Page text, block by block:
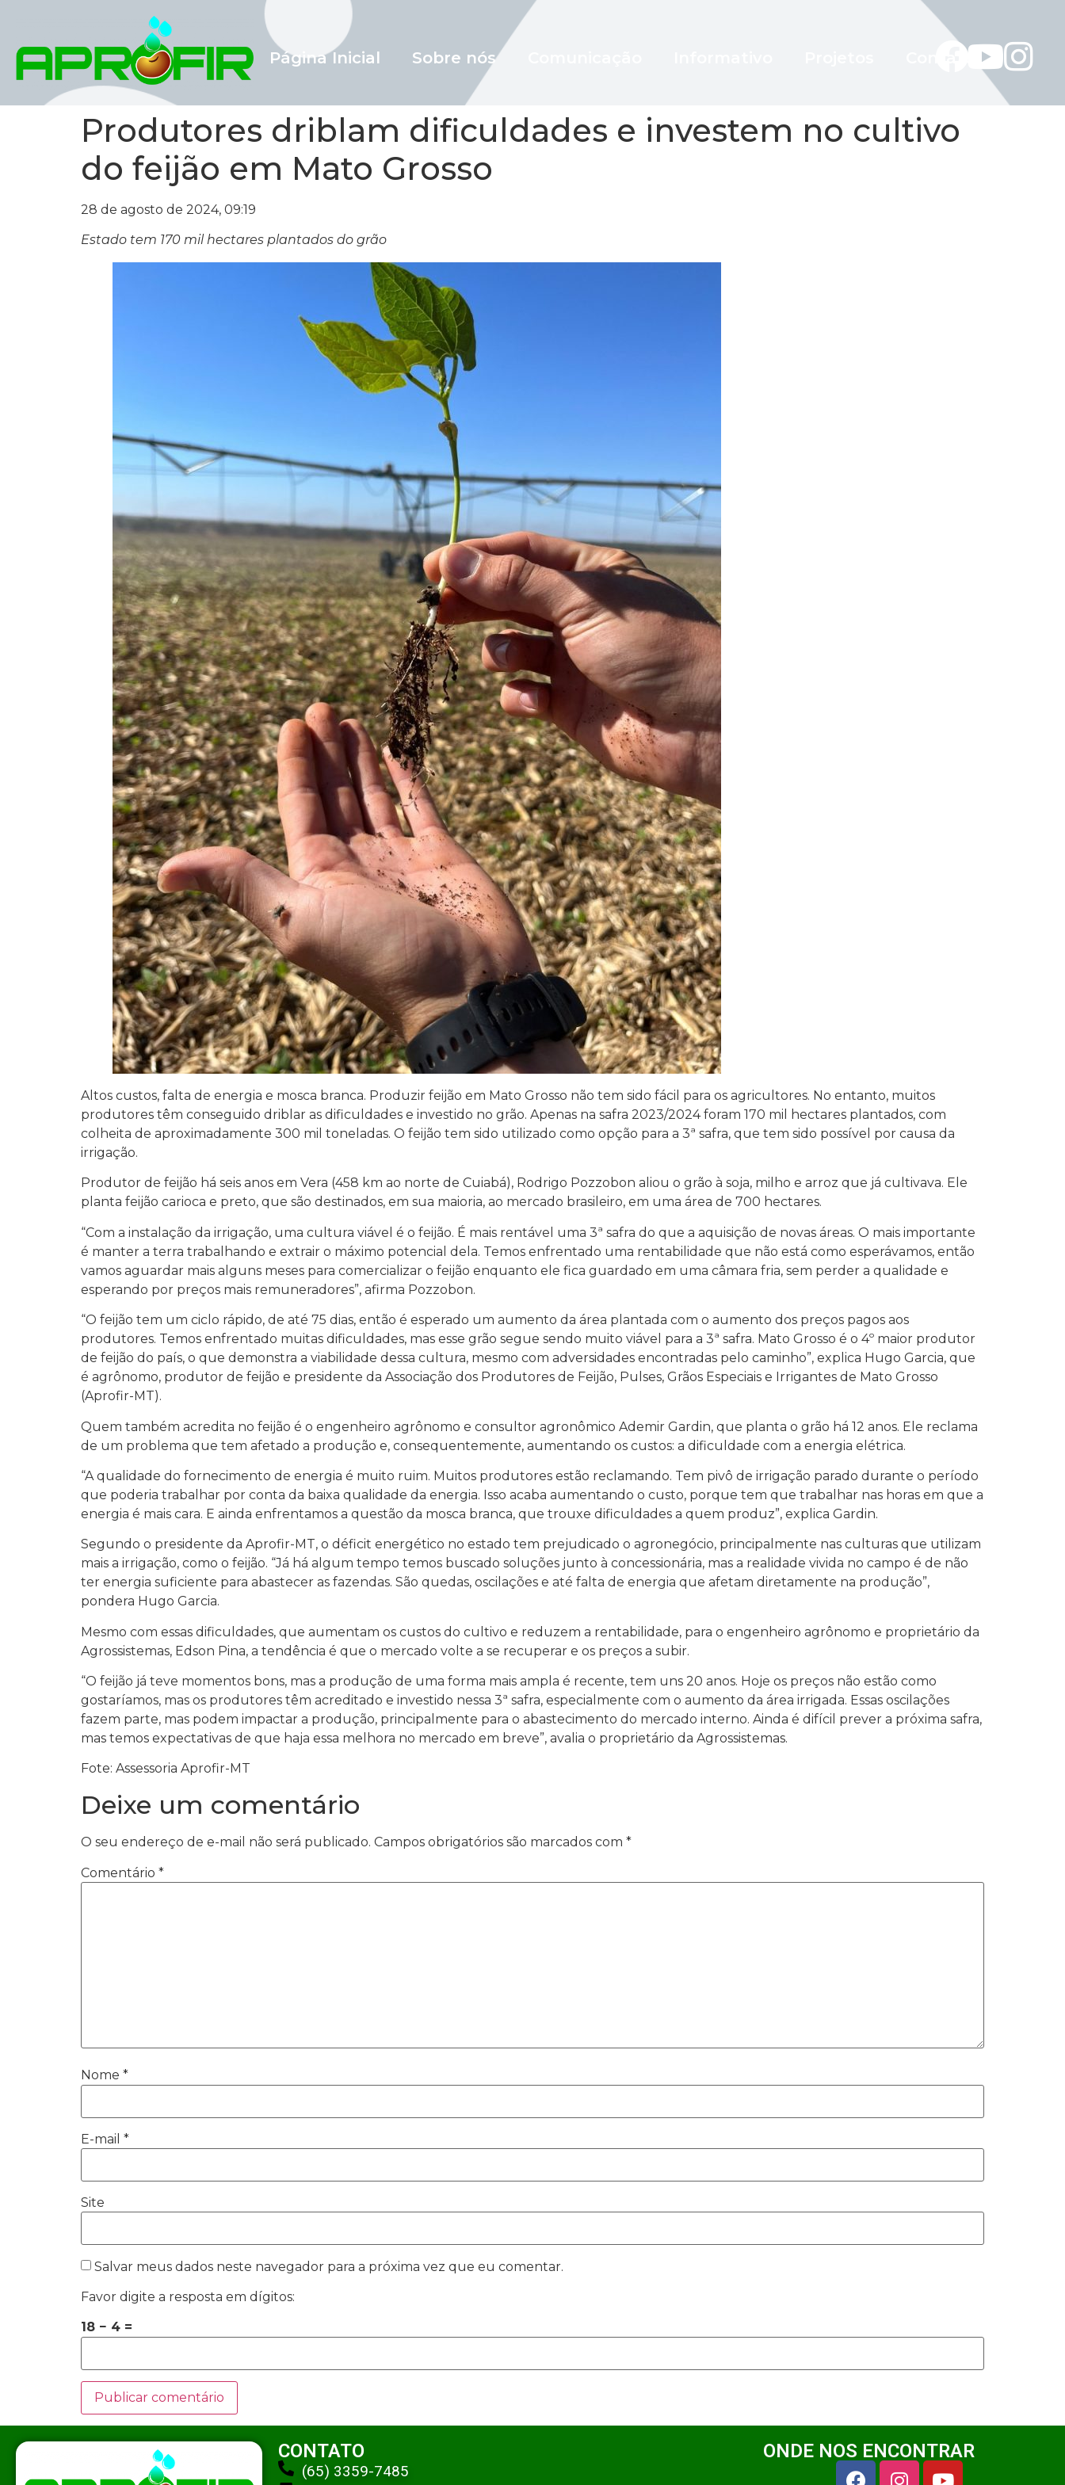
Página Inicial Sobre nós Contato
Produtores driblam dificuldades e investem no cultivo
do feijão em Mato Grosso
28 de agosto de 2024, 09:19
Estado tem 170 mil hectares plantados do grão
Altos custos, falta de energia e mosca branca. Produzir feijão em Mato Grosso não tem sido fácil para os agricultores. No entanto, muitos
produtores têm conseguido driblar as dificuldades e investido no grão. Apenas na safra 2023/2024 foram 170 mil hectares plantados, com
colheita de aproximadamente 300 mil toneladas. O feijão tem sido utilizado como opção para a 3ª safra, que tem sido possível por causa da
irrigação.
Produtor de feijão há seis anos em Vera (458 km ao norte de Cuiabá), Rodrigo Pozzobon aliou o grão à soja, milho e arroz que já cultivava. Ele
planta feijão carioca e preto, que são destinados, em sua maioria, ao mercado brasileiro, em uma área de 700 hectares.
“Com a instalação da irrigação, uma cultura viável é o feijão. É mais rentável uma 3ª safra do que a aquisição de novas áreas. O mais importante
é manter a terra trabalhando e extrair o máximo potencial dela. Temos enfrentado uma rentabilidade que não está como esperávamos, então
vamos aguardar mais alguns meses para comercializar o feijão enquanto ele fica guardado em uma câmara fria, sem perder a qualidade e
esperando por preços mais remuneradores”, afirma Pozzobon.
“O feijão tem um ciclo rápido, de até 75 dias, então é esperado um aumento da área plantada com o aumento dos preços pagos aos
produtores. Temos enfrentado muitas dificuldades, mas esse grão segue sendo muito viável para a 3ª safra. Mato Grosso é o 4º maior produtor
de feijão do país, o que demonstra a viabilidade dessa cultura, mesmo com adversidades encontradas pelo caminho”, explica Hugo Garcia, que
é agrônomo, produtor de feijão e presidente da Associação dos Produtores de Feijão, Pulses, Grãos Especiais e Irrigantes de Mato Grosso
(Aprofir-MT).
Quem também acredita no feijão é o engenheiro agrônomo e consultor agronômico Ademir Gardin, que planta o grão há 12 anos. Ele reclama
de um problema que tem afetado a produção e, consequentemente, aumentando os custos: a dificuldade com a energia elétrica.
“A qualidade do fornecimento de energia é muito ruim. Muitos produtores estão reclamando. Tem pivô de irrigação parado durante o período
que poderia trabalhar por conta da baixa qualidade da energia. Isso acaba aumentando o custo, porque tem que trabalhar nas horas em que a
energia é mais cara. E ainda enfrentamos a questão da mosca branca, que trouxe dificuldades a quem produz”, explica Gardin.
Segundo o presidente da Aprofir-MT, o déficit energético no estado tem prejudicado o agronegócio, principalmente nas culturas que utilizam
mais a irrigação, como o feijão. “Já há algum tempo temos buscado soluções junto à concessionária, mas a realidade vivida no campo é de não
ter energia suficiente para abastecer as fazendas. São quedas, oscilações e até falta de energia que afetam diretamente na produção”,
pondera Hugo Garcia.
Mesmo com essas dificuldades, que aumentam os custos do cultivo e reduzem a rentabilidade, para o engenheiro agrônomo e proprietário da
Agrossistemas, Edson Pina, a tendência é que o mercado volte a se recuperar e os preços a subir.
“O feijão já teve momentos bons, mas a produção de uma forma mais ampla é recente, tem uns 20 anos. Hoje os preços não estão como
gostaríamos, mas os produtores têm acreditado e investido nessa 3ª safra, especialmente com o aumento da área irrigada. Essas oscilações
fazem parte, mas podem impactar a produção, principalmente para o abastecimento do mercado interno. Ainda é difícil prever a próxima safra,
mas temos expectativas de que haja essa melhora no mercado em breve”, avalia o proprietário da Agrossistemas.
Fote: Assessoria Aprofir-MT
Deixe um comentário
O seu endereço de e-mail não será publicado. Campos obrigatórios são marcados com *
Comentário *
Nome *
E-mail *
Site
Salvar meus dados neste navegador para a próxima vez que eu comentar.
Favor digite a resposta em dígitos:
18 − 4 =
CONTATO
(65) 3359-7485
ONDE NOS ENCONTRAR